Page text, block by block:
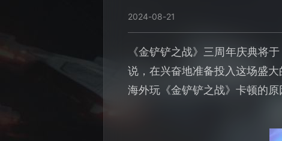
2024-08-21
《金铲铲之战》三周年庆典将
说，在兴奋地准备投入这场盛
海外玩《金铲铲之战》卡顿的原